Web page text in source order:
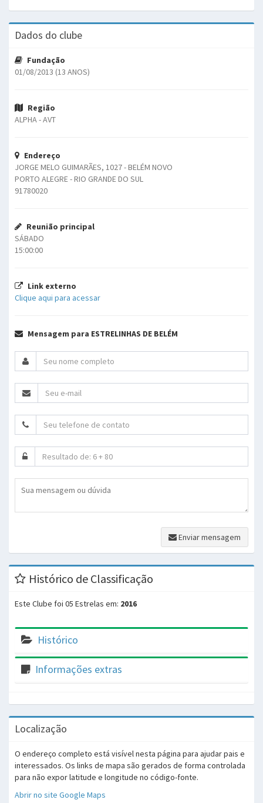
Dados do clube
Fundação
01/08/2013 (13 ANOS)
Região
ALPHA - AVT
Endereço
JORGE MELO GUIMARÃES, 1027 - BELÉM NOVO
PORTO ALEGRE - RIO GRANDE DO SUL
91780020
Reunião principal
SÁBADO
15:00:00
Link externo
Clique aqui para acessar
Mensagem para ESTRELINHAS DE BELÉM
Enviar mensagem
Histórico de Classificação
Este Clube foi 05 Estrelas em: 2016
Histórico
Informações extras
Localização
O endereço completo está visível nesta página para ajudar pais e
interessados. Os links de mapa são gerados de forma controlada
para não expor latitude e longitude no código-fonte.
Abrir no site Google Maps